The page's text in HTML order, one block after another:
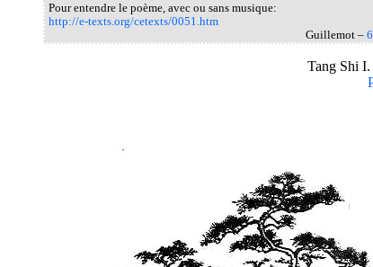
Pour entendre le poème, avec ou sans musique:
http://e-texts.org/cetexts/0051.htm
Guillemot – 6
Tang Shi